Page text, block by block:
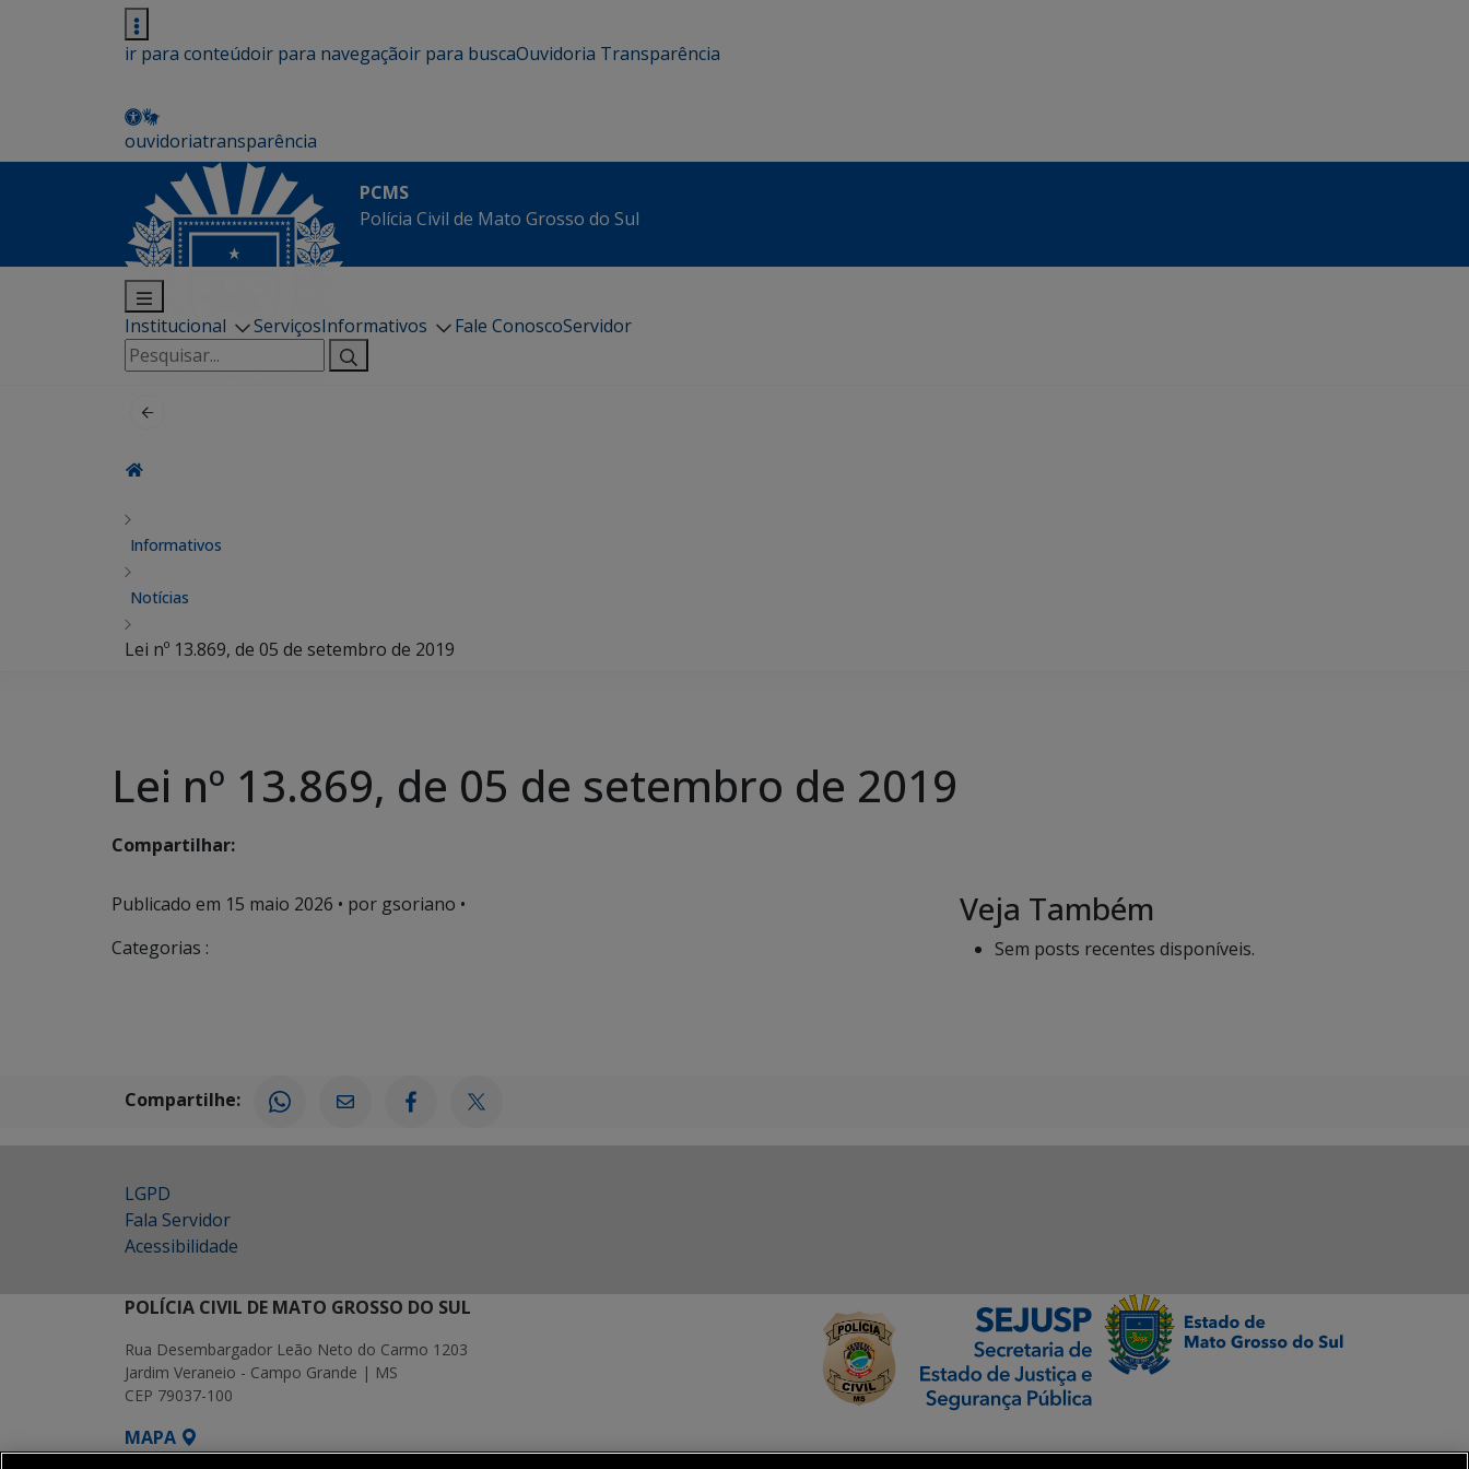
ir para conteúdoir para navegaçãoir para buscaOuvidoria Transparência
ouvidoriatransparência
PCMS
Polícia Civil de Mato Grosso do Sul
Institucional ServiçosInformativos Fale ConoscoServidor
Pesquisar
por:
Informativos
Notícias
Lei nº 13.869, de 05 de setembro de 2019
Lei nº 13.869, de 05 de setembro de 2019
Compartilhar:
Publicado em 15 maio 2026 • por gsoriano •
Categorias :
Veja Também
Sem posts recentes disponíveis.
Compartilhe:
LGPD
Fala Servidor
Acessibilidade
POLÍCIA CIVIL DE MATO GROSSO DO SUL
Rua Desembargador Leão Neto do Carmo 1203
Jardim Veraneio - Campo Grande | MS
CEP 79037-100
MAPA